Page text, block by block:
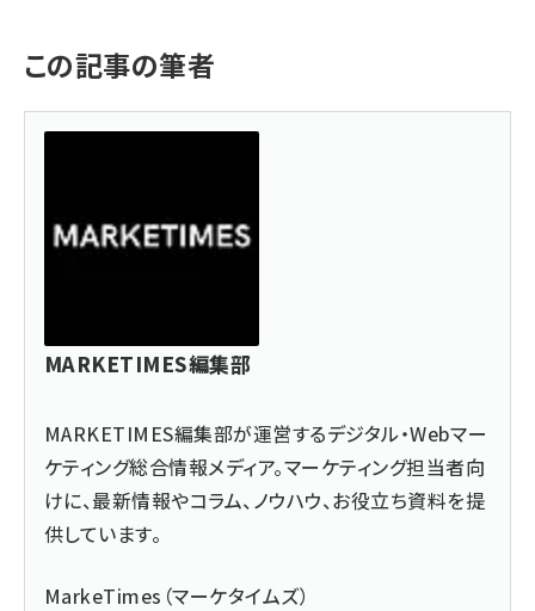
この記事の筆者
MARKETIMES編集部
MARKETIMES編集部が運営するデジタル・Webマー
ケティング総合情報メディア。マーケティング担当者向
けに、最新情報やコラム、ノウハウ、お役立ち資料を提
供しています。
MarkeTimes（マーケタイムズ）